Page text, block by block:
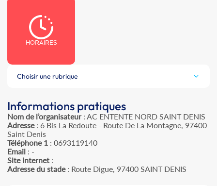
HORAIRES
Choisir une rubrique
Informations pratiques
Nom de l’organisateur: AC ENTENTE NORD SAINT DENIS
Adresse: 6 Bis La Redoute - Route De La Montagne, 97400
Saint Denis
Téléphone 1 : 0693119140
Email : -
Site internet : -
Adresse du stade: Route Digue, 97400 SAINT DENIS